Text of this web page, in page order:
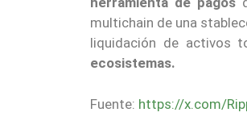
multichain de una
liquidación de activos
ecosistemas.
Fuente: https://x.com/